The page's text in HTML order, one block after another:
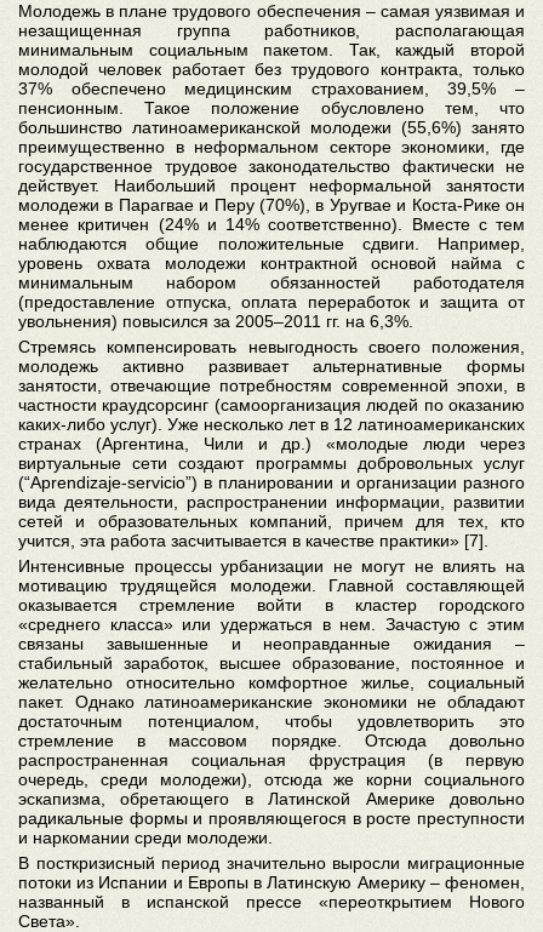
Молодежь в плане трудового обеспечения – самая уязвимая и
незащищенная группа работников, располагающая
минимальным социальным пакетом. Так, каждый второй
молодой человек работает без трудового контракта, только
37% обеспечено медицинским страхованием, 39,5% –
пенсионным. Такое положение обусловлено тем, что
большинство латиноамериканской молодежи (55,6%) занято
преимущественно в неформальном секторе экономики, где
государственное трудовое законодательство фактически не
действует. Наибольший процент неформальной занятости
молодежи в Парагвае и Перу (70%), в Уругвае и Коста-Рике он
менее критичен (24% и 14% соответственно). Вместе с тем
наблюдаются общие положительные сдвиги. Например,
уровень охвата молодежи контрактной основой найма с
минимальным набором обязанностей работодателя
(предоставление отпуска, оплата переработок и защита от
увольнения) повысился за 2005–2011 гг. на 6,3%.
Стремясь компенсировать невыгодность своего положения,
молодежь активно развивает альтернативные формы
занятости, отвечающие потребностям современной эпохи, в
частности краудсорсинг (самоорганизация людей по оказанию
каких-либо услуг). Уже несколько лет в 12 латиноамериканских
странах (Аргентина, Чили и др.) «молодые люди через
виртуальные сети создают программы добровольных услуг
(“Aprendizaje-servicio”) в планировании и организации разного
вида деятельности, распространении информации, развитии
сетей и образовательных компаний, причем для тех, кто
учится, эта работа засчитывается в качестве практики» [7].
Интенсивные процессы урбанизации не могут не влиять на
мотивацию трудящейся молодежи. Главной составляющей
оказывается стремление войти в кластер городского
«среднего класса» или удержаться в нем. Зачастую с этим
связаны завышенные и неоправданные ожидания –
стабильный заработок, высшее образование, постоянное и
желательно относительно комфортное жилье, социальный
пакет. Однако латиноамериканские экономики не обладают
достаточным потенциалом, чтобы удовлетворить это
стремление в массовом порядке. Отсюда довольно
распространенная социальная фрустрация (в первую
очередь, среди молодежи), отсюда же корни социального
эскапизма, обретающего в Латинской Америке довольно
радикальные формы и проявляющегося в росте преступности
и наркомании среди молодежи.
В посткризисный период значительно выросли миграционные
потоки из Испании и Европы в Латинскую Америку – феномен,
названный в испанской прессе «переоткрытием Нового
Света».